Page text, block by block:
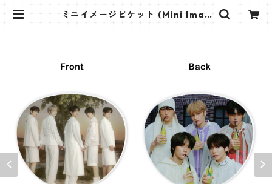
ミニイメージピケット (Mini Imag